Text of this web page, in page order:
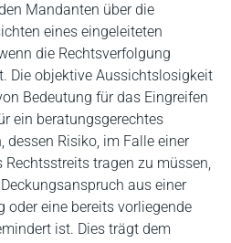
Mandanten über die
eines eingeleiteten
die Rechtsverfolgung
Die objektive Aussichtslosigkeit
Bedeutung für das Eingreifen
ein beratungsgerechtes
dessen Risiko, im Falle einer
Rechtsstreits tragen zu müssen,
aus einer
oder eine bereits vorliegende
ist. Dies trägt dem